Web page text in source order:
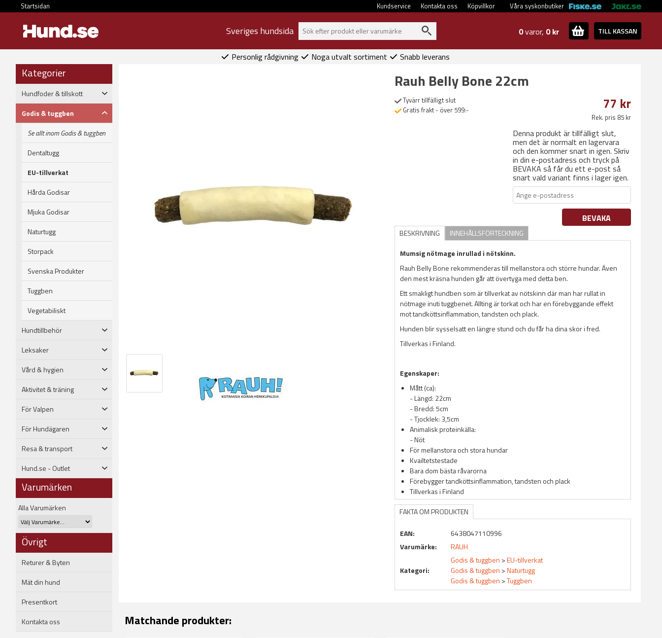
Startsidan Våra syskonbutiker
Köpvillkor
Kontakta oss
Kundservice
Sveriges hundsida 0varor, 0 kr TILL KASSAN
Personlig rådgivning Noga utvalt sortiment Snabb leverans
Kategorier
Hundfoder & tillskott
Godis & tuggben
Se allt inom Godis & tuggben
Dentaltugg
EU-tillverkat
Hårda Godisar
Mjuka Godisar
Naturtugg
Storpack
Svenska Produkter
Tuggben
Vegetabiliskt
Hundtillbehör
Leksaker
Vård & hygien
Aktivitet & träning
För Valpen
För Hundägaren
Resa & transport
Hund.se - Outlet
Varumärken
Alla Varumärken
Övrigt
Returer & Byten
Mät din hund
Presentkort
Kontakta oss
Rauh Belly Bone 22cm
Tyvärr tillfälligt slut
Gratis frakt - över 599:-
77 kr
Rek. pris 85 kr
Denna produkt är tillfälligt slut,
men det är normalt en lagervara
och den kommer snart in igen. Skriv
in din e-postadress och tryck på
BEVAKA så får du ett e-post så
snart vald variant finns i lager igen.
BEVAKA
BESKRIVNING
INNEHÅLLSFÖRTECKNING
Mumsig nötmage inrullad i nötskinn.
Rauh Belly Bone rekommenderas till mellanstora och större hundar. Även
den mest kräsna hunden går att övertyga med detta ben.
Ett smakligt hundben som är tillverkat av nötskinn där man har rullat in
nötmage inuti tuggbenet. Allting är torkat och har en förebyggande effekt
mot tandköttsinflammation, tandsten och plack.
Hunden blir sysselsatt en längre stund och du får ha dina skor i fred.
Tillverkas i Finland.
Egenskaper:
Mått (ca):
- Längd: 22cm
- Bredd: 5cm
- Tjocklek: 3,5cm
Animalisk proteinkälla:
- Nöt
För mellanstora och stora hundar
Kvailtetstestade
Bara dom bästa råvarorna
Förebygger tandköttsinflammation, tandsten och plack
Tillverkas i Finland
FAKTA OM PRODUKTEN
EAN:
6438047110996
Varumärke:
RAUH
Kategori:
Godis & tuggben >EU-tillverkat
Godis & tuggben >Naturtugg
Godis & tuggben >Tuggben
Matchande produkter: